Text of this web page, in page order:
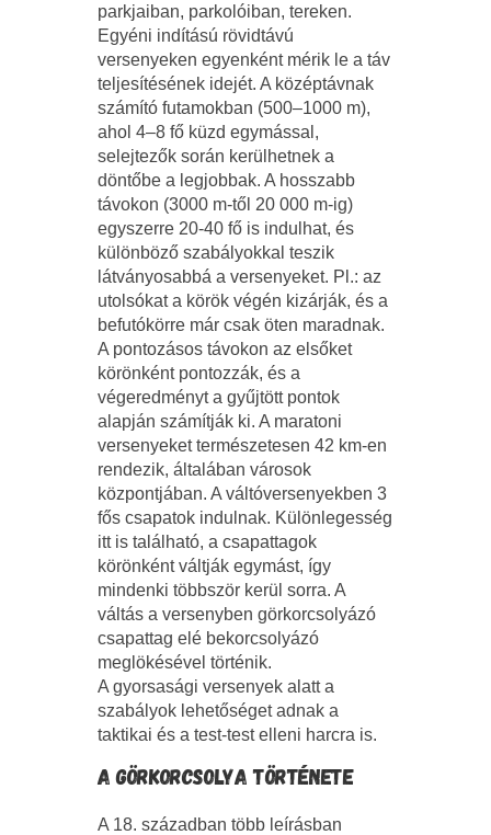
parkjaiban, parkolóiban, tereken.
Egyéni indítású rövidtávú
versenyeken egyenként mérik le a táv
teljesítésének idejét. A középtávnak
számító futamokban (500–1000 m),
ahol 4–8 fő küzd egymással,
selejtezők során kerülhetnek a
döntőbe a legjobbak. A hosszabb
távokon (3000 m-től 20 000 m-ig)
egyszerre 20-40 fő is indulhat, és
különböző szabályokkal teszik
látványosabbá a verse­nyeket. Pl.: az
utolsókat a körök végén kizárják, és a
befutókörre már csak öten maradnak.
A pontozásos távokon az elsőket
körönként pontozzák, és a
végeredményt a gyűjtött pontok
alapján számítják ki. A maratoni
versenyeket természetesen 42 km-en
rendezik, általában városok
központjában. A váltóversenyekben 3
fős csapatok indulnak. Különlegesség
itt is található, a csapat­ta­gok
körönként váltják egymást, így
mindenki többször kerül sorra. A
váltás a versenyben görkorcsolyázó
csapattag elé bekorcsolyázó
meglökésével történik.
A gyorsasági versenyek alatt a
szabályok lehetőséget adnak a
taktikai és a test-test elleni harcra is.
A GÖRKORCSOLYA TÖRTÉNETE
A 18. században több leírásban